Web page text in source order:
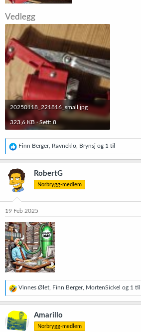
Vedlegg
20250118_221816_small.jpg
323,6 KB · Sett: 8
R
e
a
k
s
j
o
e
:
Finn Berger, Ravneklo Brynsj og 1 til
RobertG
Norbrygg-medlem
19 Feb 2025
R
e
a
k
s
j
Vinnes Ølet Finn Berger, MortenSickel og 1 til
Amarillo
Norbrygg-medlem